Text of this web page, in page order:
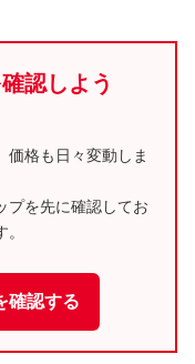
認しよう
価格も日々変動しま
プを先に確認してお
確認する